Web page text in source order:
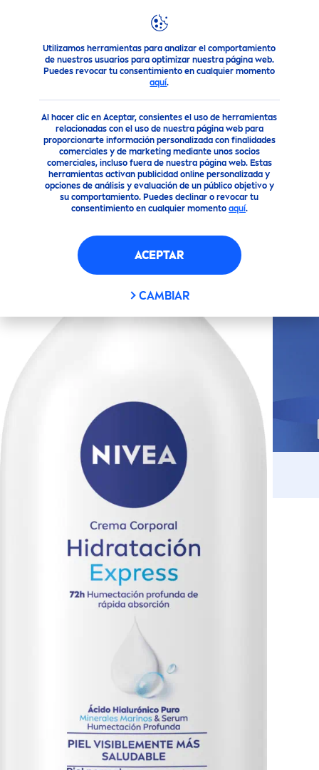
Utilizamos herramientas para analizar el comportamiento
de nuestros usuarios para optimizar nuestra página web.
Puedes revocar tu consentimiento en cualquier momento
aquí.
Al hacer clic en Aceptar, consientes el uso de herramientas
relacionadas con el uso de nuestra página web para
proporcionarte información personalizada con finalidades
comerciales y de marketing mediante unos socios
comerciales, incluso fuera de nuestra página web. Estas
herramientas activan publicidad online personalizada y
opciones de análisis y evaluación de un público objetivo y
su comportamiento. Puedes declinar o revocar tu
consentimiento en cualquier momento aquí.
ACEPTAR
CAMBIAR
Nuestros Productos Cuidado Corporal Cuidado Corporal
(36)
CREMA CORPORAL
HIDRATACIÓN EXPRESS
(1000ML)